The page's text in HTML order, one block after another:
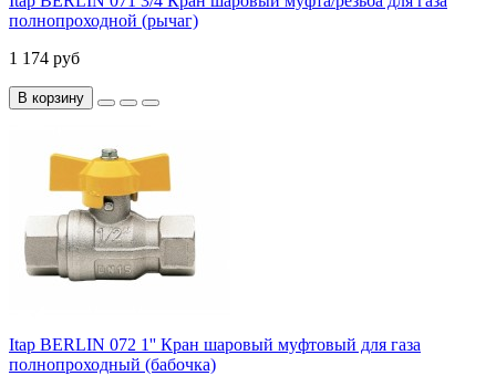
полнопроходной (рычаг)
1 174 руб
В корзину
Itap BERLIN 072 1'' Кран шаровый муфтовый для газа
полнопроходный (бабочка)